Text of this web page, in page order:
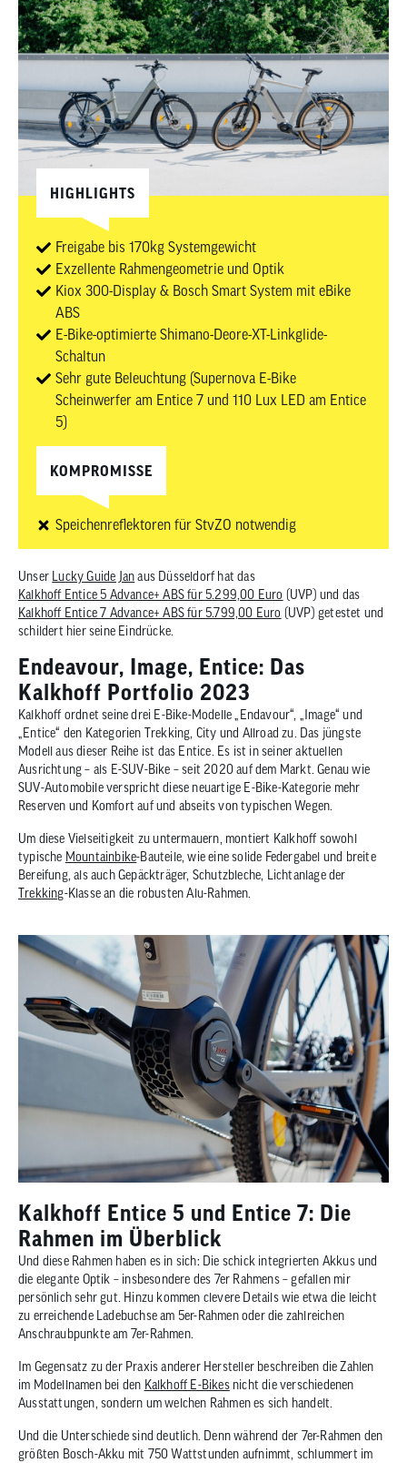
HIGHLIGHTS
Freigabe bis 170kg Systemgewicht
Exzellente Rahmengeometrie und Optik
Kiox 300-Display & Bosch Smart System mit eBike
ABS
E-Bike-optimierte Shimano-Deore-XT-Linkglide-
Schaltun
Sehr gute Beleuchtung (Supernova E-Bike
Scheinwerfer am Entice 7 und 110 Lux LED am Entice
5)
KOMPROMISSE
Speichenreflektoren für StvZO notwendig
Unser Lucky Guide Janaus Düsseldorf hat das
Kalkhoff Entice 5 Advance+ ABS für 5.299,00 Euro (UVP) und das
Kalkhoff Entice 7 Advance+ ABS für 5.799,00 Euro (UVP) getestet und
schildert hier seine Eindrücke.
Endeavour, Image, Entice: Das
Kalkhoff Portfolio 2023
Kalkhoff ordnet seine drei E-Bike-Modelle „Endavour“, „Image“ und
„Entice“ den Kategorien Trekking, City und Allroad zu. Das jüngste
Modell aus dieser Reihe ist das Entice. Es ist in seiner aktuellen
Ausrichtung – als E-SUV-Bike – seit 2020 auf dem Markt. Genau wie
SUV-Automobile verspricht diese neuartige E-Bike-Kategorie mehr
Reserven und Komfort auf und abseits von typischen Wegen.
Um diese Vielseitigkeit zu untermauern, montiert Kalkhoff sowohl
typische Mountainbike-Bauteile, wie eine solide Federgabel und breite
Bereifung, als auch Gepäckträger, Schutzbleche, Lichtanlage der
Trekking-Klasse an die robusten Alu-Rahmen.
Kalkhoff Entice 5 und Entice 7: Die
Rahmen im Überblick
Und diese Rahmen haben es in sich: Die schick integrierten Akkus und
die elegante Optik – insbesondere des 7er Rahmens – gefallen mir
persönlich sehr gut. Hinzu kommen clevere Details wie etwa die leicht
zu erreichende Ladebuchse am 5er-Rahmen oder die zahlreichen
Anschraubpunkte am 7er-Rahmen.
Im Gegensatz zu der Praxis anderer Hersteller beschreiben die Zahlen
im Modellnamen bei den Kalkhoff E-Bikesnicht die verschiedenen
Ausstattungen, sondern um welchen Rahmen es sich handelt.
Und die Unterschiede sind deutlich. Denn während der 7er-Rahmen den
größten Bosch-Akku mit 750 Wattstunden aufnimmt, schlummert im